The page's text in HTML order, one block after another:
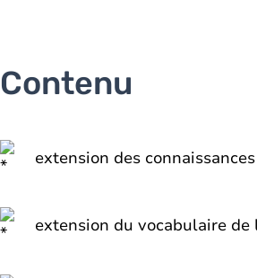
Contenu
extension des connaissances
extension du vocabulaire de